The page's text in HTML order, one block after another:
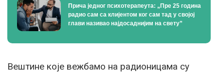
Прича једног психотерапеута: „Пре 25 година
радио сам са клијентом ког сам тад у својој
глави називао најдосаднијим на свету”
Вештине које вежбамо на радионицама су